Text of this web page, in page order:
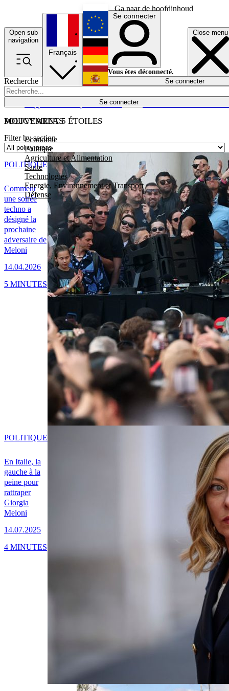
Ga naar de hoofdinhoud
Open sub
navigation
Close menu
Recherche
Se connecter
POLICY AREAS
Economie
Politique
Agriculture et Alimentation
Santé
Technologies
Energie, Environnement et Transport
Défense
Économie
Français
English
Deutsch
Español
Se connecter
Vous êtes déconnecté.
Se connecter
MOUVEMENT 5 ÉTOILES
Filter by section
Comment
une soirée
techno a
désigné la
prochaine
adversaire de
Meloni
14.04.2026
POLITIQUE
5 MINUTES
En Italie, la
gauche à la
peine pour
rattraper
Giorgia
Meloni
14.07.2025
POLITIQUE
4 MINUTES